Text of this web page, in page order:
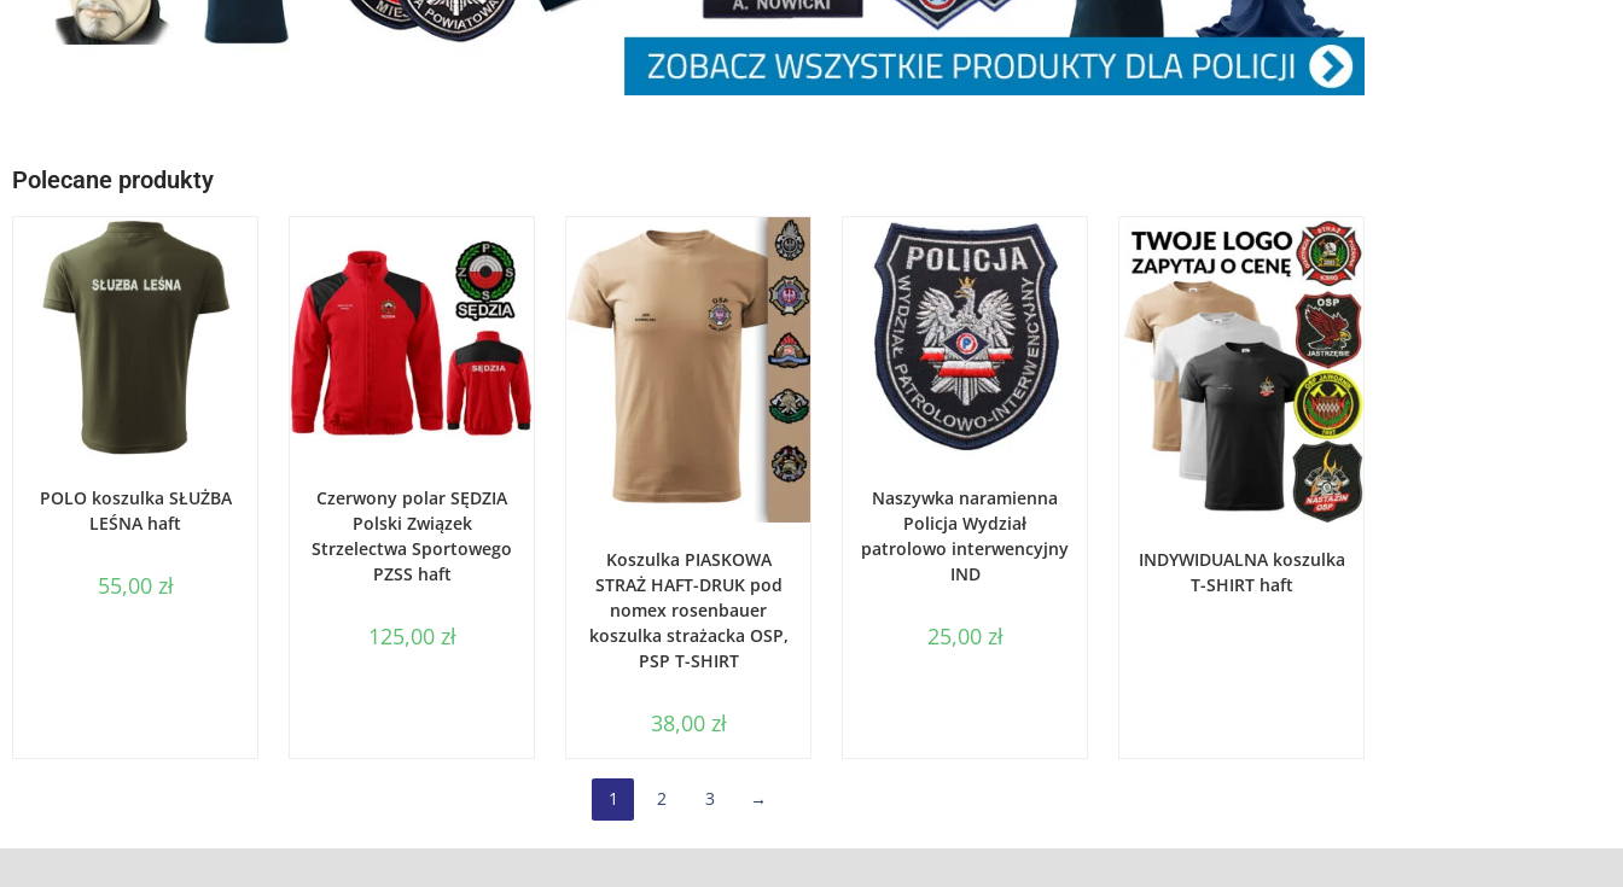
Polecane produkty
POLO koszulka SŁUŻBA
LEŚNA haft
55,00 zł
Czerwony polar SĘDZIA
Polski Związek
Strzelectwa Sportowego
PZSS haft
125,00 zł
Koszulka PIASKOWA
STRAŻ HAFT-DRUK pod
nomex rosenbauer
koszulka strażacka OSP,
PSP T-SHIRT
38,00 zł
Naszywka naramienna
Policja Wydział
patrolowo interwencyjny
IND
25,00 zł
INDYWIDUALNA koszulka
T-SHIRT haft
1 2 3 →